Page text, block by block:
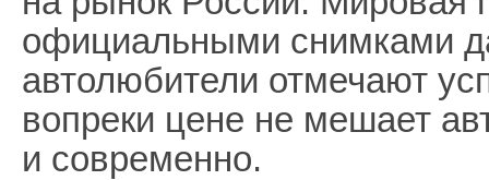
официальными снимками
автолюбители отмечают
вопреки цене не мешает
и современно.